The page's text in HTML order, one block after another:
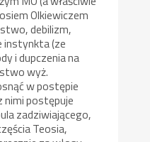
Olkiewiczem
debilizm,
(ze
i dupczenia na
wyż.
w postępie
postępuje
zadziwiającego,
Teosia,